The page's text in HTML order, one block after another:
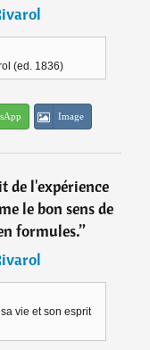
(ed. 1836)
Image
de l'expérience
le bon sens de
formules.”
vie et son esprit